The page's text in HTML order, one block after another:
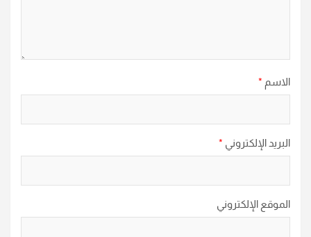
الاسم *
البريد الإلكتروني *
الموقع الإلكتروني